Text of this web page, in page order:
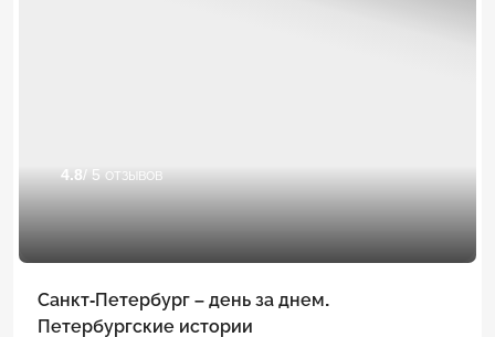
4.8/ 5 отзывов
Санкт-Петербург – день за днем.
Петербургские истории